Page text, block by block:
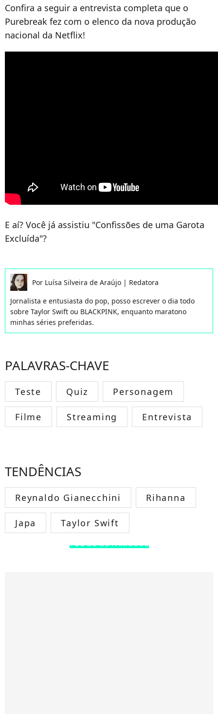
Confira a seguir a entrevista completa que o
Purebreak fez com o elenco da nova produção
nacional da Netflix!
E aí? Você já assistiu "Confissões de uma Garota
Excluída"?
Por Luísa Silveira de Araújo | Redatora
Jornalista e entusiasta do pop, posso escrever o dia todo
sobre Taylor Swift ou BLACKPINK, enquanto maratono
minhas séries preferidas.
PALAVRAS-CHAVE
Teste Quiz Personagem
Filme Streaming Entrevista
TENDÊNCIAS
Reynaldo Gianecchini Rihanna
Japa Taylor Swift
TODOS OS FAMOSOS